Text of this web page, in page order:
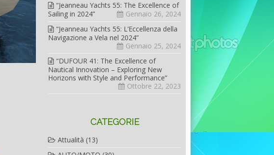
“Jeanneau Yachts 55: The Excellence of
Sailing in 2024”
Gennaio 26, 2024
“Jeanneau Yachts 55: L’Eccellenza della
Navigazione a Vela nel 2024”
Gennaio 25, 2024
“DUFOUR 41: The Excellence of
Nautical Innovation – Exploring New
Horizons with Style and Performance”
Ottobre 22, 2023
CATEGORIE
Attualità (13)